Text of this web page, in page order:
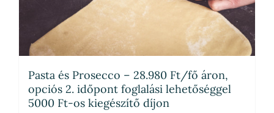
Pasta és Prosecco – 28.980 Ft/fő áron,
opciós 2. időpont foglalási lehetőséggel
5000 Ft-os kiegészítő díjon